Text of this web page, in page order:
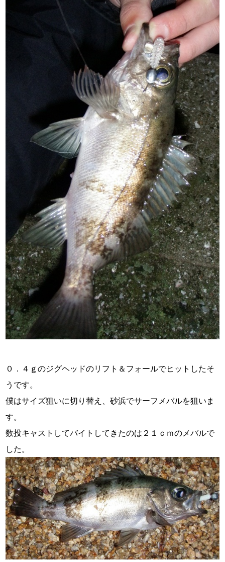
０．４ｇのジグヘッドのリフト＆フォールでヒットしたそ
うです。
僕はサイズ狙いに切り替え、砂浜でサーフメバルを狙いま
す。
数投キャストしてバイトしてきたのは２１ｃｍのメバルで
した。